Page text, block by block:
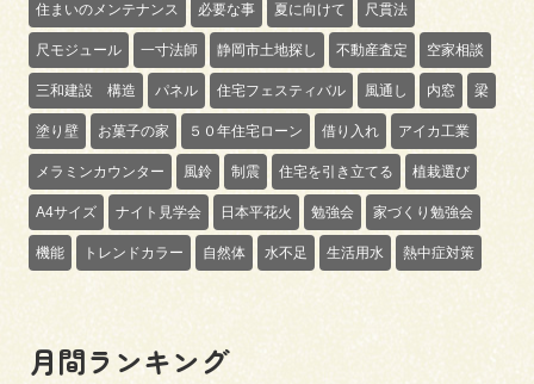
住まいのメンテナンス 必要な事 夏に向けて 尺貫法
尺モジュール 一寸法師 静岡市土地探し 不動産査定 空家相談
三和建設 構造 パネル 住宅フェスティバル 風通し 内窓 梁
塗り壁 お菓子の家 ５０年住宅ローン 借り入れ アイカ工業
メラミンカウンター 風鈴 制震 住宅を引き立てる 植栽選び
A4サイズ ナイト見学会 日本平花火 勉強会 家づくり勉強会
機能 トレンドカラー 自然体 水不足 生活用水 熱中症対策
月間ランキング